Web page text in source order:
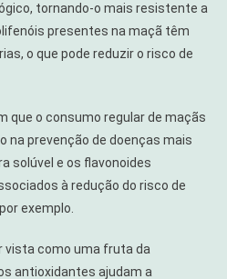
tornando-o mais resistente a
presentes na maçã têm
o que pode reduzir o risco de
que o consumo regular de maçãs
na prevenção de doenças mais
solúvel e os flavonoides
à redução do risco de
exemplo.
vista como uma fruta da
antioxidantes ajudam a